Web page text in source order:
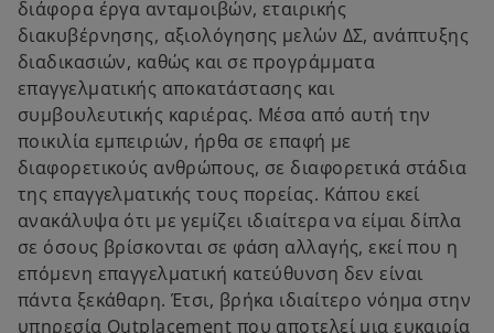
διάφορα έργα ανταμοιβών, εταιρικής
διακυβέρνησης, αξιολόγησης μελών ΔΣ, ανάπτυξης
διαδικασιών, καθώς και σε προγράμματα
επαγγελματικής αποκατάστασης και
συμβουλευτικής καριέρας. Μέσα από αυτή την
ποικιλία εμπειριών, ήρθα σε επαφή με
διαφορετικούς ανθρώπους, σε διαφορετικά στάδια
της επαγγελματικής τους πορείας. Κάπου εκεί
ανακάλυψα ότι με γεμίζει ιδιαίτερα να είμαι δίπλα
σε όσους βρίσκονται σε φάση αλλαγής, εκεί που η
επόμενη επαγγελματική κατεύθυνση δεν είναι
πάντα ξεκάθαρη. Έτσι, βρήκα ιδιαίτερο νόημα στην
υπηρεσία Οutplacement που αποτελεί μια ευκαιρία